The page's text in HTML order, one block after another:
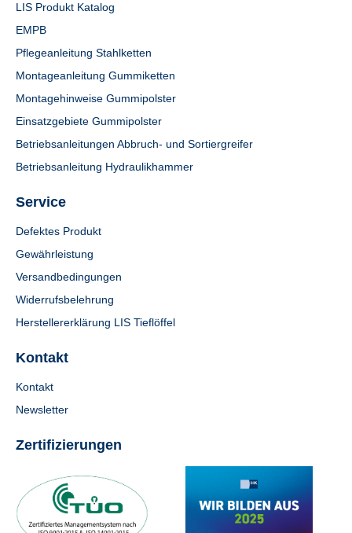
LIS Produkt Katalog
EMPB
Pflegeanleitung Stahlketten
Montageanleitung Gummiketten
Montagehinweise Gummipolster
Einsatzgebiete Gummipolster
Betriebsanleitungen Abbruch- und Sortiergreifer
Betriebsanleitung Hydraulikhammer
Service
Defektes Produkt
Gewährleistung
Versandbedingungen
Widerrufsbelehrung
Herstellererklärung LIS Tieflöffel
Kontakt
Kontakt
Newsletter
Zertifizierungen